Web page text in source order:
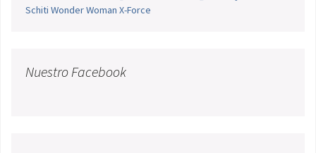
Schiti Wonder Woman X-Force
Nuestro Facebook